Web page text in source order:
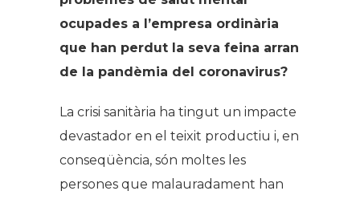
ocupades a l’empresa ordinària
que han perdut la seva feina arran
de la pandèmia del coronavirus?
La crisi sanitària ha tingut un impacte
devastador en el teixit productiu i, en
conseqüència, són moltes les
persones que malauradament han